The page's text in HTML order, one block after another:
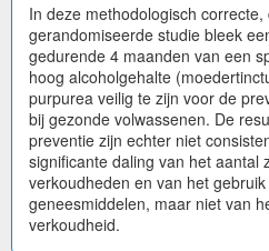
In deze methodologisch correcte,
gerandomiseerde studie bleek
gedurende 4 maanden van een
hoog alcoholgehalte
purpurea veilig te zijn voor de
bij gezonde volwassenen. De
preventie zijn echter niet
significante daling van het aantal
verkoudheden en van het
geneesmiddelen, maar niet van
verkoudheid.